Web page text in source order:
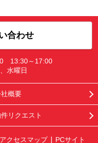
合わせ
13:30～17:00
水曜日
概要
リクエスト
アクセスマップ PCサイト